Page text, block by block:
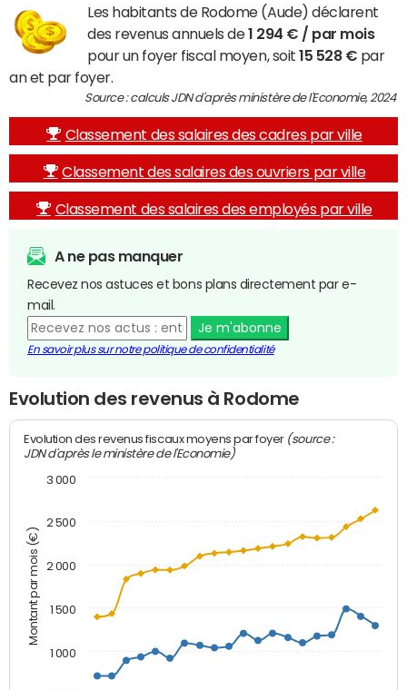
Les habitants de Rodome (Aude) déclarent
des revenus annuels de1 294 € / par mois
pour un foyer fiscal moyen, soit15 528 € par
an et par foyer.
Source : calculs JDN d'après ministère de l'Economie, 2024
Classement des salaires des cadres par ville
Classement des salaires des ouvriers par ville
Classement des salaires des employés par ville
A ne pas manquer
Recevez nos astuces et bons plans directement par e-
mail.
Je m'abonne
En savoir plus sur notre politique de confidentialité
Evolution des revenus à Rodome
Montant par mois (€)
Evolution des revenus fiscaux moyens par foyer (source :
JDN d'après le ministère de l'Economie)
1 000
1 500
2 000
2 500
3 000